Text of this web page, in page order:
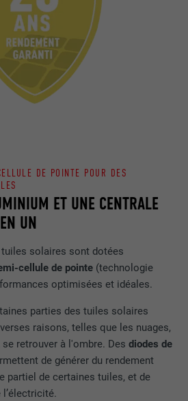
ET UNE CENTRALE
UN
DE POINTE POUR DES
solaires sont dotées
cellule de pointe (technologie
optimisées et idéales.
parties des tuiles solaires
raisons, telles que les nuages,
se retrouver à l'ombre. Desdiodes de
de générer du rendement
partiel de certaines tuiles, et de